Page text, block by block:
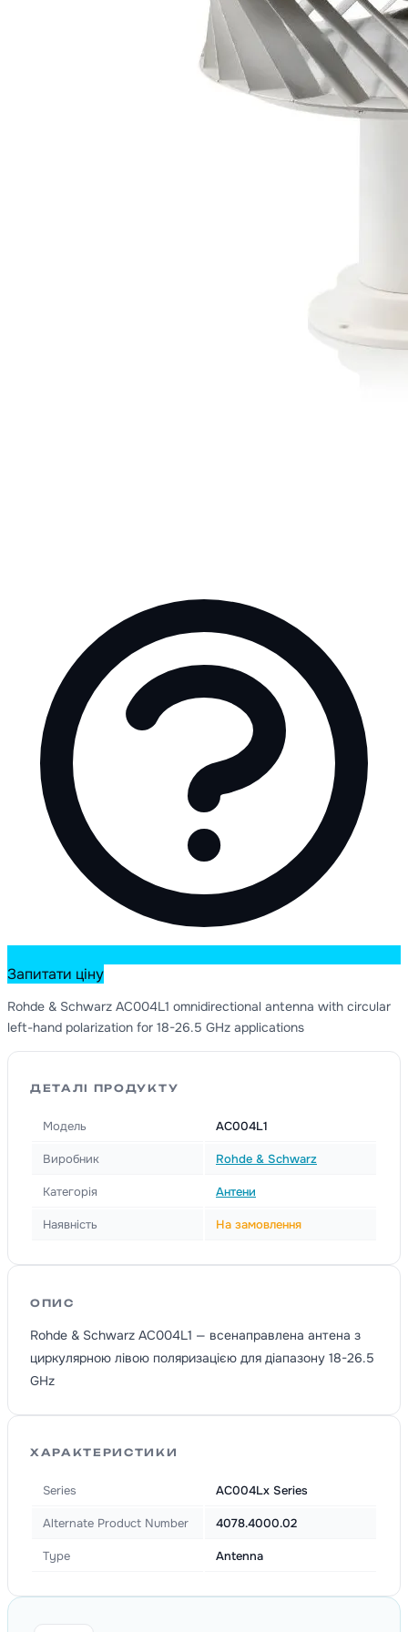
Запитати ціну
Rohde & Schwarz AC004L1 omnidirectional antenna with circular
left-hand polarization for 18-26.5 GHz applications
ДЕТАЛІ ПРОДУКТУ
Модель AC004L1
Виробник Rohde & Schwarz
Категорія Антени
Наявність На замовлення
ОПИС
Rohde & Schwarz AC004L1 — всенаправлена антена з
циркулярною лівою поляризацією для діапазону 18-26.5
GHz
ХАРАКТЕРИСТИКИ
Series AC004Lx Series
Alternate Product Number 4078.4000.02
Type Antenna